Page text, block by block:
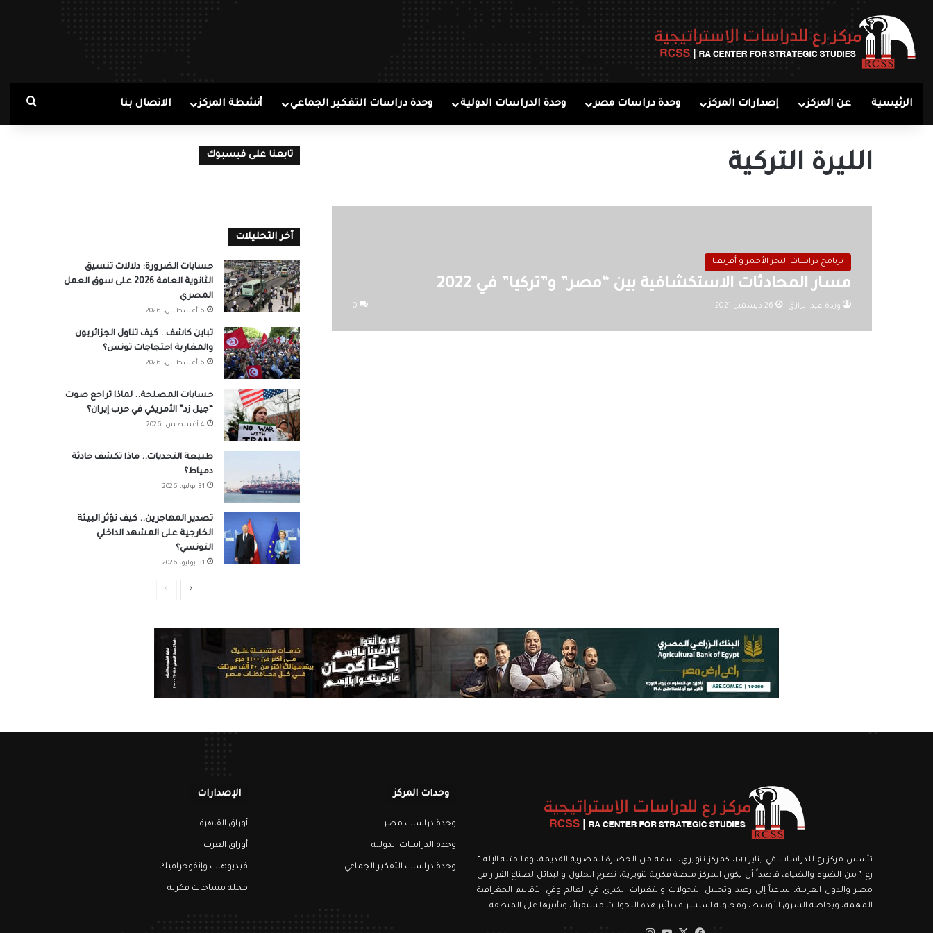
الرئيسية عن المركز إصدارات المركز وحدة دراسات مصر وحدة الدراسات الدولية وحدة دراسات التفكير الجماعي أنشطة المركز الاتصال بنا بحث
الليرة التركية
برنامج دراسات البحر الأحمر و أفريقيا
مسار المحادثات الاستكشافية بين “مصر” و”تركيا” في 2022
وردة عبد الرازق 26 ديسمبر، 2021 0
تابعنا على فيسبوك
آخر التحليلات
حسابات الضرورة: دلالات تنسيق
الثانوية العامة 2026 على سوق العمل
المصري
6 أغسطس، 2026
تباين كاشف.. كيف تناول الجزائريون
والمغاربة احتجاجات تونس؟
6 أغسطس، 2026
حسابات المصلحة.. لماذا تراجع صوت
“جيل زد” الأمريكي في حرب إيران؟
4 أغسطس، 2026
طبيعة التحديات.. ماذا تكشف حادثة
دمياط؟
31 يوليو، 2026
تصدير المهاجرين.. كيف تؤثر البيئة
الخارجية على المشهد الداخلي
التونسي؟
31 يوليو، 2026
الصفحة الصفحة
تأسس مركز رع للدراسات في يناير ٢٠٢١، كمركز تنويري، اسمه من الحضارة المصرية القديمة، وما مثله الإله ”
رع ” من الضوء والضياء، قاصداً أن يكون المركز منصة فكرية تنويرية، تطرح الحلول والبدائل لصناع القرار في
مصر والدول العربية، ساعياً إلى رصد وتحليل التحولات والتغيرات الكبرى في العالم وفي الأقاليم الجغرافية
المهمة، وبخاصة الشرق الأوسط، ومحاولة استشراف تأثير هذه التحولات مستقبلاً، وتأثيرها على المنطقة.
وحدات المركز
وحدة دراسات مصر
وحدة الدراسات الدولية
وحدة دراسات التفكير الجماعي
الإصدارات
أوراق القاهرة
أوراق العرب
فيديوهات وإنفوجرافيك
مجلة مساحات فكرية